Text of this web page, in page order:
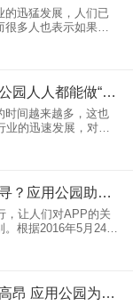
的迅猛发展，人们已
多人也表示如果不
吸引力究竟在哪里
呈的APP软件，有
APP怎么制作：在应用公园人人都能做“开发商”
时间越来越多，这也
的迅速发展，对于
于自己APP软件，
专门的APP外包公
北京APP开发公司何处寻？应用公园助创业者圆梦
，让人们对APP的关
根据2016年5月24日
告，移动游戏需要
批才可以发布。这
深圳APP开发公司价格高昂 应用公园为创业者送春风